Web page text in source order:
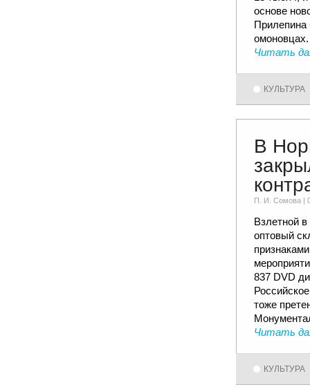
основе
Прилепина
омоновцах.
Читать
КУЛЬТУРА
В
П. И. Сомовa |
Взлетной
оптовый
837 DVD
тоже
Читать
КУЛЬТУРА